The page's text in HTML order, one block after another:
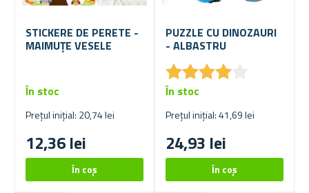
STICKERE DE PERETE -
MAIMUȚE VESELE
Prețul inițial: 20,74 lei
12,36 lei
În stoc
PUZZLE CU DINOZAURI
- ALBASTRU
★★★★
★★★★
Prețul inițial: 41,69 lei
24,93 lei
În stoc